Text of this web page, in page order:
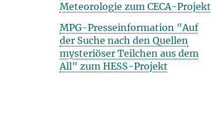
Meteorologie zum CECA-Projekt
MPG-Presseinformation "Auf
der Suche nach den Quellen
mysteriöser Teilchen aus dem
All" zum HESS-Projekt